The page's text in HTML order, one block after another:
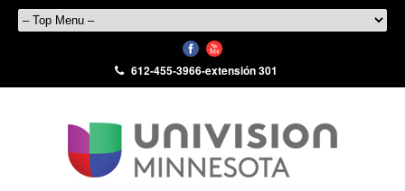
612-455-3966-extensión 301